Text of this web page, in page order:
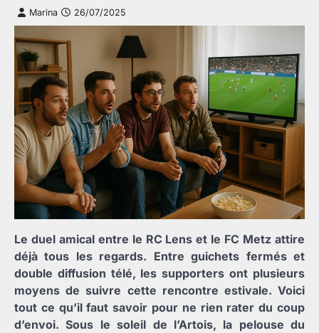
Marina 26/07/2025
Le duel amical entre le RC Lens et le FC Metz attire
déjà tous les regards. Entre guichets fermés et
double diffusion télé, les supporters ont plusieurs
moyens de suivre cette rencontre estivale. Voici
tout ce qu’il faut savoir pour ne rien rater du coup
d’envoi. Sous le soleil de l’Artois, la pelouse du